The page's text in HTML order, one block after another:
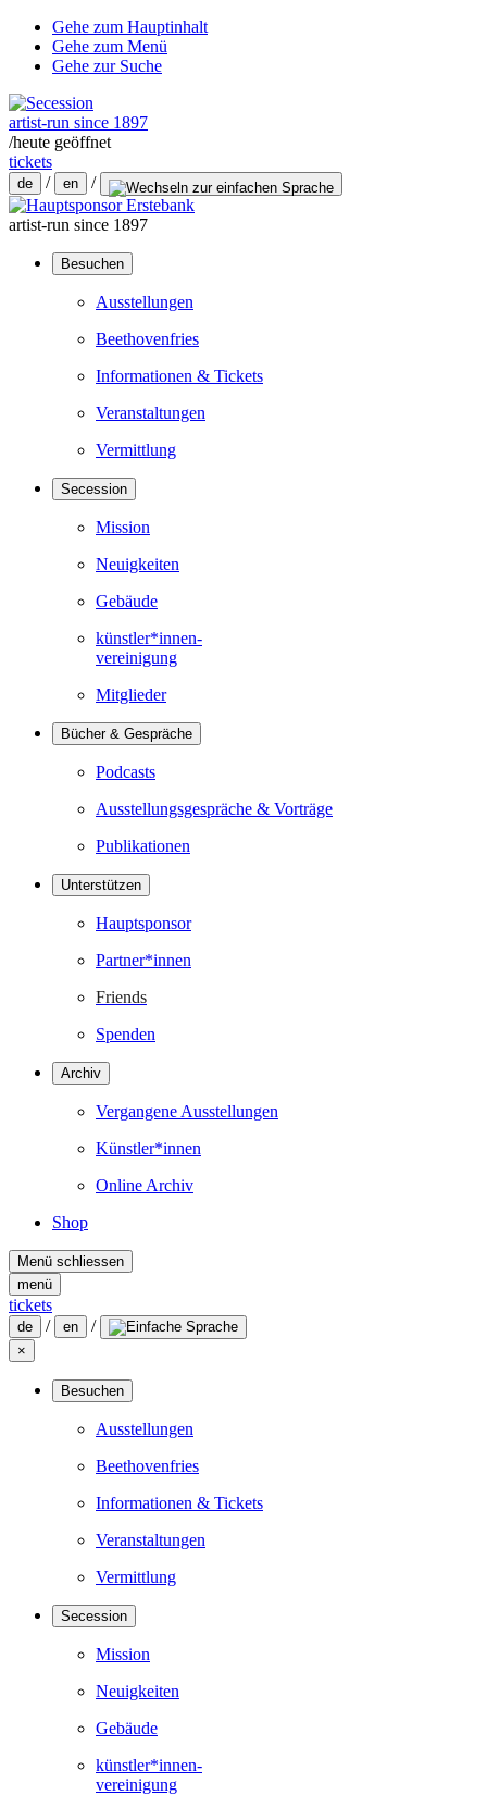
Gehe zum Hauptinhalt
Gehe zum Menü
Gehe zur Suche
artist-run since 1897
/heute geöffnet
tickets
de / en /
artist-run since 1897
Besuchen
Ausstellungen
Beethovenfries
Informationen & Tickets
Veranstaltungen
Vermittlung
Secession
Mission
Neuigkeiten
Gebäude
künstler*innen-
vereinigung
Mitglieder
Bücher & Gespräche
Podcasts
Ausstellungsgespräche & Vorträge
Publikationen
Unterstützen
Hauptsponsor
Partner*innen
Friends
Spenden
Archiv
Vergangene Ausstellungen
Künstler*innen
Online Archiv
Shop
Menü schliessen
menü
tickets
de / en /
×
Besuchen
Ausstellungen
Beethovenfries
Informationen & Tickets
Veranstaltungen
Vermittlung
Secession
Mission
Neuigkeiten
Gebäude
künstler*innen-
vereinigung